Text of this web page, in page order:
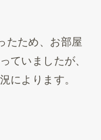
たため、お部屋
ていましたが、
によります。